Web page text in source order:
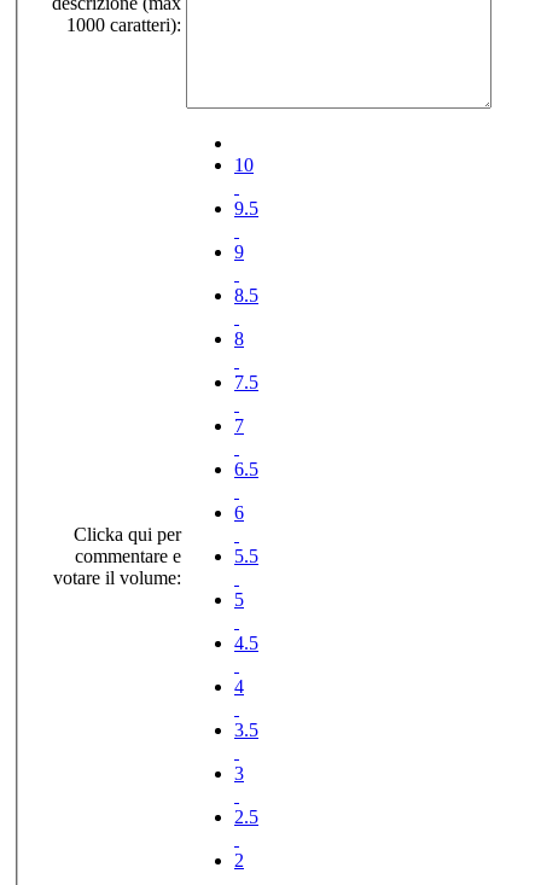
1000 caratteri):
Clicka qui per
commentare e
votare il volume:
10
9.5
9
8.5
8
7.5
7
6.5
6
5.5
5
4.5
4
3.5
3
2.5
2